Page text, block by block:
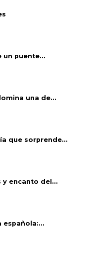
un puente...
una de...
que sorprende...
encanto del...
española:...